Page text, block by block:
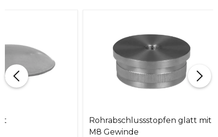
Rohrabschlussstopfen glatt mit
M8 Gewinde